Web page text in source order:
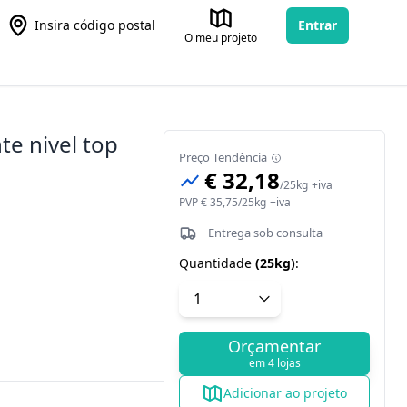
Insira código postal
O meu projeto
Entrar
nivel top Preço Tendência
€ 32,18/25kg +iva
PVP€ 35,75/25kg +iva
Entrega sob consulta
Quantidade (25kg):
Orçamentar
em 4 lojas
Adicionar ao projeto